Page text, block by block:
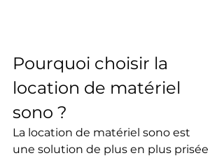
Pourquoi choisir la
location de matériel
sono ?
La location de matériel sono est
une solution de plus en plus prisée